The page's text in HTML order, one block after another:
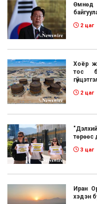
Өмнөд
2 цаг
Хоёр
тос
2 цаг
3 цаг
Иран
хэдэн